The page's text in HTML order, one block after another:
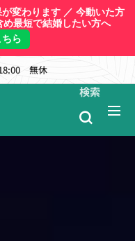
変わります ／ 今動いた方
最短で結婚したい方へ
ら
無休
検索